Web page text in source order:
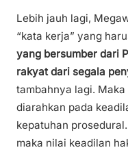
Lebih jauh lagi,
“kata kerja” yang
yang bersumber dari
rakyat dari segala
tambahnya lagi.
diarahkan pada
kepatuhan
maka nilai keadilan